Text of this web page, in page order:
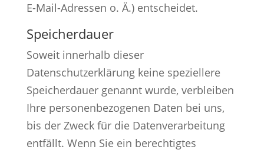
E-Mail-Adressen o. Ä.) entscheidet.
Speicherdauer
Soweit innerhalb dieser
Datenschutzerklärung keine speziellere
Speicherdauer genannt wurde, verbleiben
Ihre personenbezogenen Daten bei uns,
bis der Zweck für die Datenverarbeitung
entfällt. Wenn Sie ein berechtigtes